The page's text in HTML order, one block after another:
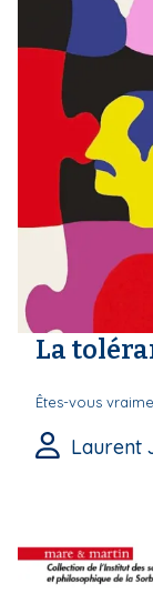
La
Êtes-vous
Laurent